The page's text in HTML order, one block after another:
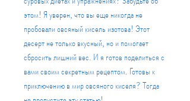
этом! Я уверен, что вы еще никогда не
пробовали овсяный кисель изотова! Этот
десерт не только вкусный, но и помогает
сбросить лишний вес. И я готов поделиться с
вами своим секретным рецептом. Готовы к
приключению в мир овсяного киселя? Тогда